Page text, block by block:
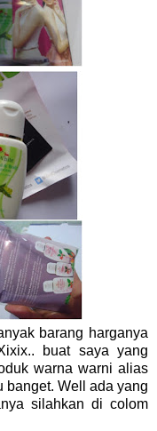
barang harganya
buat saya yang
warna warni alias
banget. Well ada yang
silahkan di colom